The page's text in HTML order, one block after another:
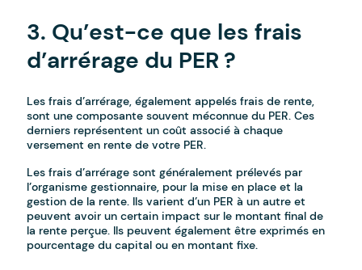
3. Qu’est-ce que les frais
d’arrérage du PER ?
Les frais d’arrérage, également appelés frais de rente,
sont une composante souvent méconnue du PER. Ces
derniers représentent un coût associé à chaque
versement en rente de votre PER.
Les frais d’arrérage sont généralement prélevés par
l’organisme gestionnaire, pour la mise en place et la
gestion de la rente. Ils varient d’un PER à un autre et
peuvent avoir un certain impact sur le montant final de
la rente perçue. Ils peuvent également être exprimés en
pourcentage du capital ou en montant fixe.